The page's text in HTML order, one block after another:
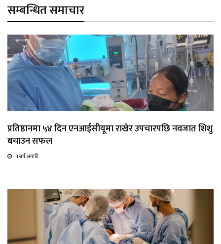
सम्बन्धित समाचार
प्रतिष्ठानमा ५४ दिन एनआईसीयूमा राखेर उपचारपछि नवजात शिशु
बचाउन सफल
1 बर्ष अगाडि